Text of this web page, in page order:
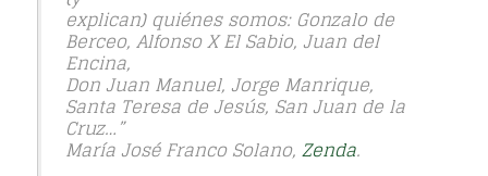
explican) quiénes somos: Gonzalo de
Berceo, Alfonso X El Sabio, Juan del
Encina,
Don Juan Manuel, Jorge Manrique,
Santa Teresa de Jesús, San Juan de la
Cruz…”
María José Franco Solano, Zenda.